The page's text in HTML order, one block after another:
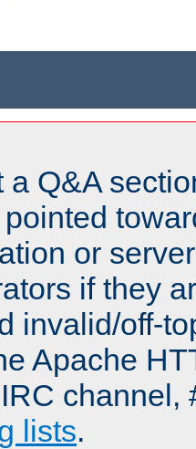
a Q&A
or
if they
invalid/off-
Apache
channel,
lists.